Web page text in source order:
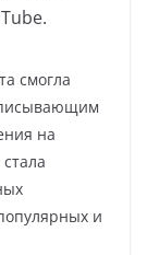
смогла
на
и